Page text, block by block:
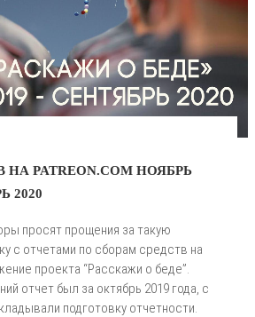
PATREON.COM НОЯБРЬ
2020
просят прощения за такую
с отчетами по сборам средств на
проекта “Расскажи о беде”.
отчет был за октябрь 2019 года, с
подготовку отчетности.